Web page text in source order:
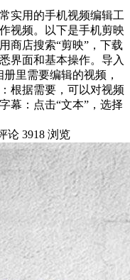
实用的手机视频编辑工
视频。以下是手机剪映
商店搜索“剪映”，下载
界面和基本操作。导入
里需要编辑的视频，
根据需要，可以对视频
幕：点击“文本”，选择
论 3918 浏览